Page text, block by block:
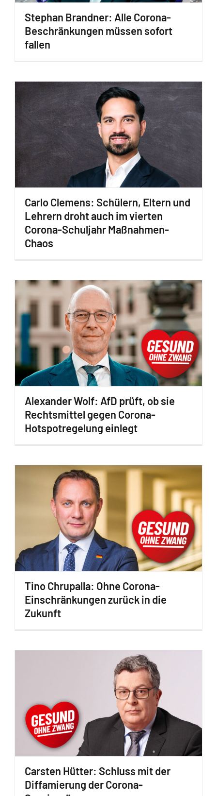
Stephan Brandner: Alle Corona-
Beschränkungen müssen sofort
fallen
Carlo Clemens: Schülern, Eltern und
Lehrern droht auch im vierten
Corona-Schuljahr Maßnahmen-
Chaos
Alexander Wolf: AfD prüft, ob sie
Rechtsmittel gegen Corona-
Hotspotregelung einlegt
Tino Chrupalla: Ohne Corona-
Einschränkungen zurück in die
Zukunft
Carsten Hütter: Schluss mit der
Diffamierung der Corona-